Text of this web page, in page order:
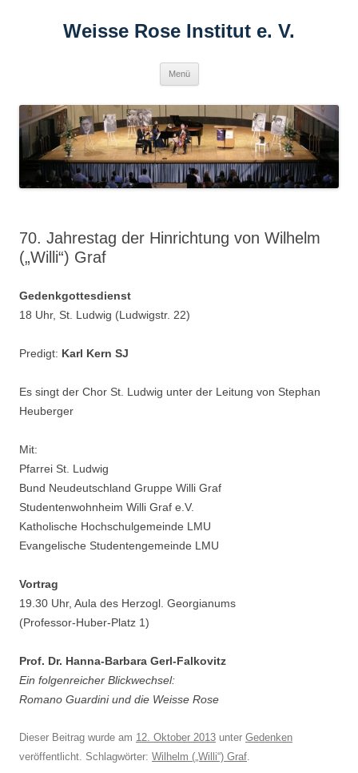
Weisse Rose Institut e. V.
Menü
70. Jahrestag der Hinrichtung von Wilhelm
(„Willi“) Graf
Gedenkgottesdienst
18 Uhr, St. Ludwig (Ludwigstr. 22)
Predigt: Karl Kern SJ
Es singt der Chor St. Ludwig unter der Leitung von Stephan
Heuberger
Mit:
Pfarrei St. Ludwig
Bund Neudeutschland Gruppe Willi Graf
Studentenwohnheim Willi Graf e.V.
Katholische Hochschulgemeinde LMU
Evangelische Studentengemeinde LMU
Vortrag
19.30 Uhr, Aula des Herzogl. Georgianums
(Professor-Huber-Platz 1)
Prof. Dr. Hanna-Barbara Gerl-Falkovitz
Ein folgenreicher Blickwechsel:
Romano Guardini und die Weisse Rose
Dieser Beitrag wurde am 12. Oktober 2013 unter Gedenken
veröffentlicht. Schlagwörter: Wilhelm („Willi“) Graf.